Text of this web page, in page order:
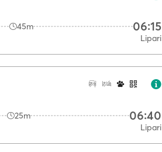
45m 06:15
Lipari
25m 06:40
Lipari